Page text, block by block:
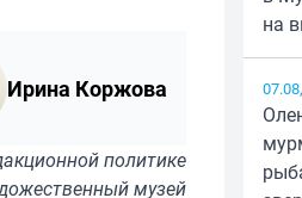
Ирина Коржова
политике
музей
на